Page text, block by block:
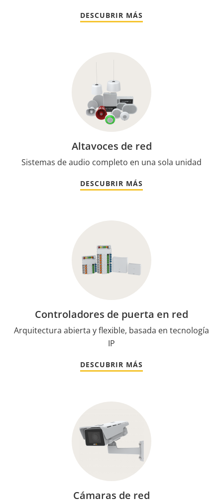
DESCUBRIR MÁS
Altavoces de red
Sistemas de audio completo en una sola unidad
DESCUBRIR MÁS
Controladores de puerta en red
Arquitectura abierta y flexible, basada en tecnología
IP
DESCUBRIR MÁS
Cámaras de red